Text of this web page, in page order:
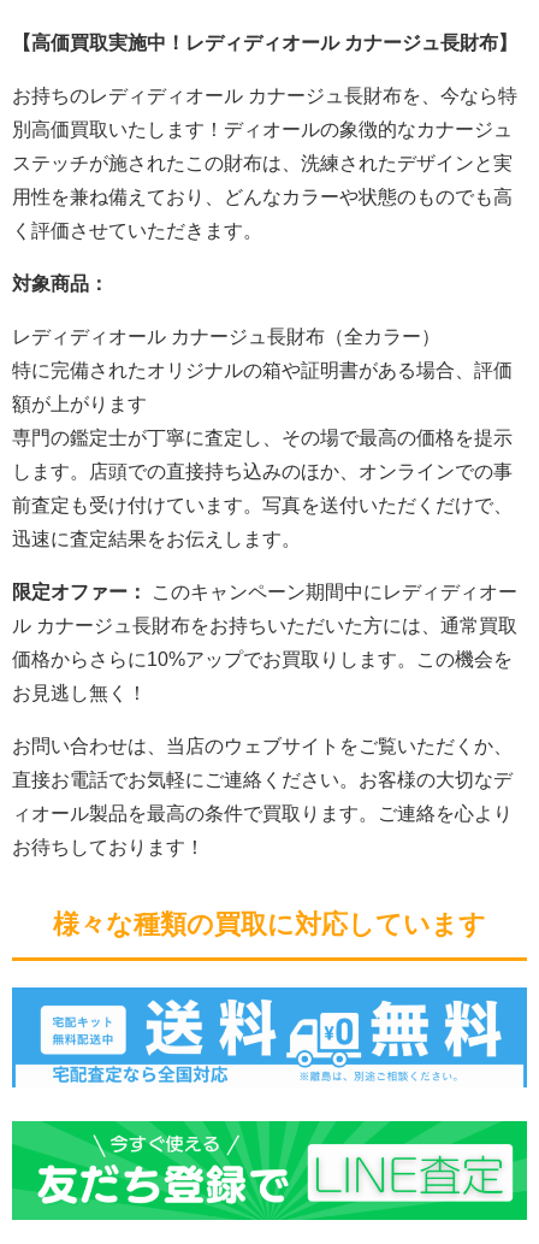
【高価買取実施中！レディディオール カナージュ長財布】
お持ちのレディディオール カナージュ長財布を、今なら特
別高価買取いたします！ディオールの象徴的なカナージュ
ステッチが施されたこの財布は、洗練されたデザインと実
用性を兼ね備えており、どんなカラーや状態のものでも高
く評価させていただきます。
対象商品：
レディディオール カナージュ長財布（全カラー）
特に完備されたオリジナルの箱や証明書がある場合、評価
額が上がります
専門の鑑定士が丁寧に査定し、その場で最高の価格を提示
します。店頭での直接持ち込みのほか、オンラインでの事
前査定も受け付けています。写真を送付いただくだけで、
迅速に査定結果をお伝えします。
限定オファー：
このキャンペーン期間中にレディディオー
ル カナージュ長財布をお持ちいただいた方には、通常買取
価格からさらに10%アップでお買取りします。この機会を
お見逃し無く！
お問い合わせは、当店のウェブサイトをご覧いただくか、
直接お電話でお気軽にご連絡ください。お客様の大切なデ
ィオール製品を最高の条件で買取ります。ご連絡を心より
お待ちしております！
様々な種類の買取に対応しています